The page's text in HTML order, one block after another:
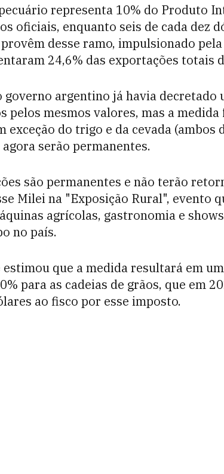
representa 10% do Produto
oficiais, enquanto seis de cada dez
desse ramo, impulsionado
24,6% das exportações totais
governo argentino já havia decretado
pelos mesmos valores, mas a
exceção do trigo e da cevada (ambos
serão permanentes.
são permanentes e não terão
Milei na "Exposição Rural", evento
agrícolas, gastronomia e
no país.
que a medida resultará em
para as cadeias de grãos, que em
ao fisco por esse imposto.